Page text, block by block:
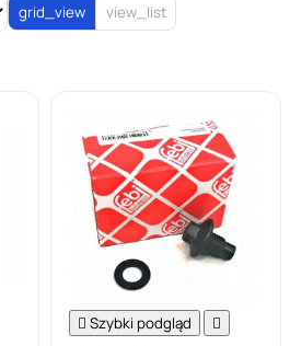
grid_view view_list
 Szybki podgląd 